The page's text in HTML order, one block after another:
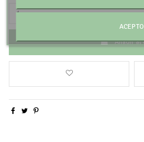
Añadir al
ACEPTO